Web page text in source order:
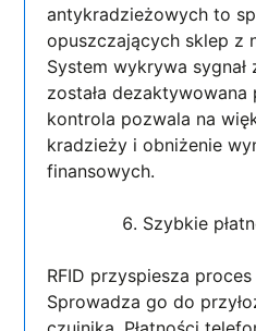
antykradzieżowych to
opuszczających sklep z
System wykrywa
została dezaktywowana
kontrola pozwala na
kradzieży i obniżenie
finansowych.
Szybkie
RFID przyspiesza
Sprowadza go do